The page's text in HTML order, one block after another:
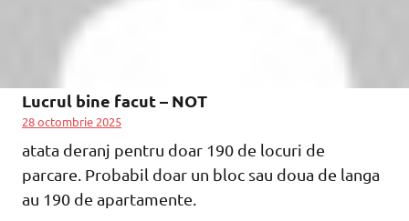
Lucrul bine facut – NOT
28 octombrie 2025
atata deranj pentru doar 190 de locuri de
parcare. Probabil doar un bloc sau doua de langa
au 190 de apartamente.